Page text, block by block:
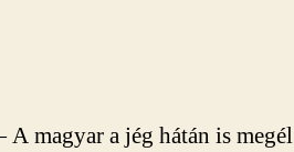
magyar a jég hátán is